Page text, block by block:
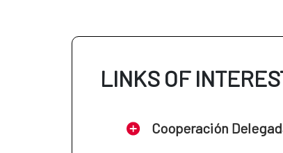
LINKS OF
Cooperación